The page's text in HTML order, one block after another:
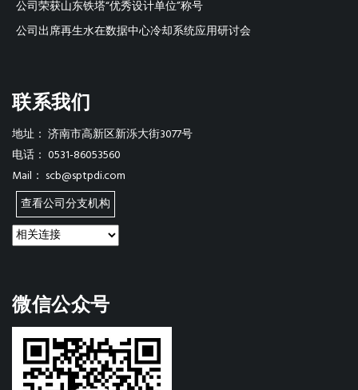
公司荣获山东铁塔“优秀设计单位”称号
公司出席再生水在数据中心冷却系统应用研讨会
联系我们
地址： 济南市高新区新泺大街3077号
电话： 0531-86053560
Mail： scb@sptpdi.com
查看公司分支机构
微信公众号